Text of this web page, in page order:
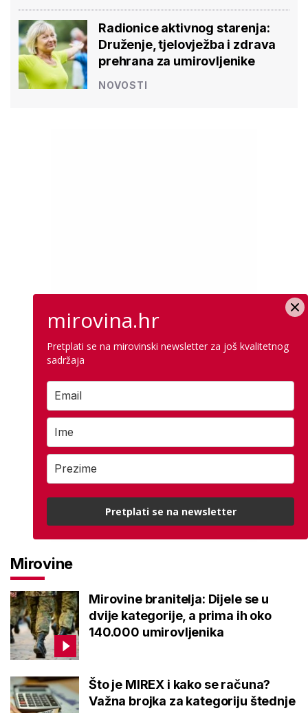
Radionice aktivnog starenja:
Druženje, tjelovježba i zdrava
prehrana za umirovljenike
NOVOSTI
Mirovine
Mirovine branitelja: Dijele se u
dvije kategorije, a prima ih oko
140.000 umirovljenika
Što je MIREX i kako se računa?
Važna brojka za kategoriju štednje
mirovina.hr
Pretplati se na mirovinski newsletter za još kvalitetnog
sadržaja
Pretplati se na newsletter